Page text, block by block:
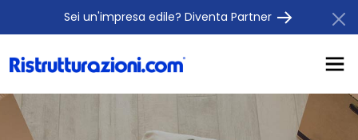
Sei un'impresa edile? Diventa Partner